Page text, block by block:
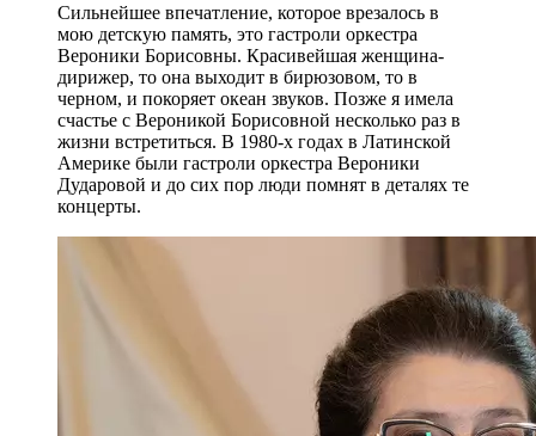
Сильнейшее впечатление, которое врезалось в
мою детскую память, это гастроли оркестра
Вероники Борисовны. Красивейшая женщина-
дирижер, то она выходит в бирюзовом, то в
черном, и покоряет океан звуков. Позже я имела
счастье с Вероникой Борисовной несколько раз в
жизни встретиться. В 1980-х годах в Латинской
Америке были гастроли оркестра Вероники
Дударовой и до сих пор люди помнят в деталях те
концерты.